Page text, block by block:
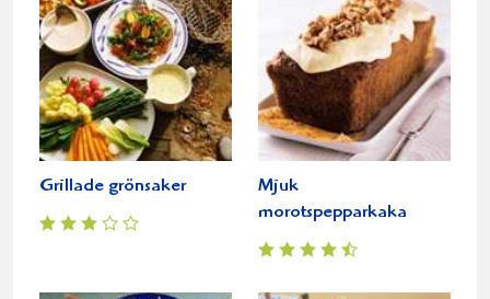
Grillade grönsaker
Mjuk
morotspepparkaka